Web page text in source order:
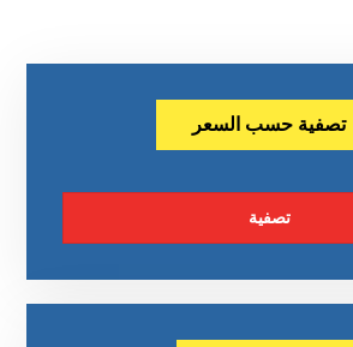
تصفية حسب السعر
تصفية